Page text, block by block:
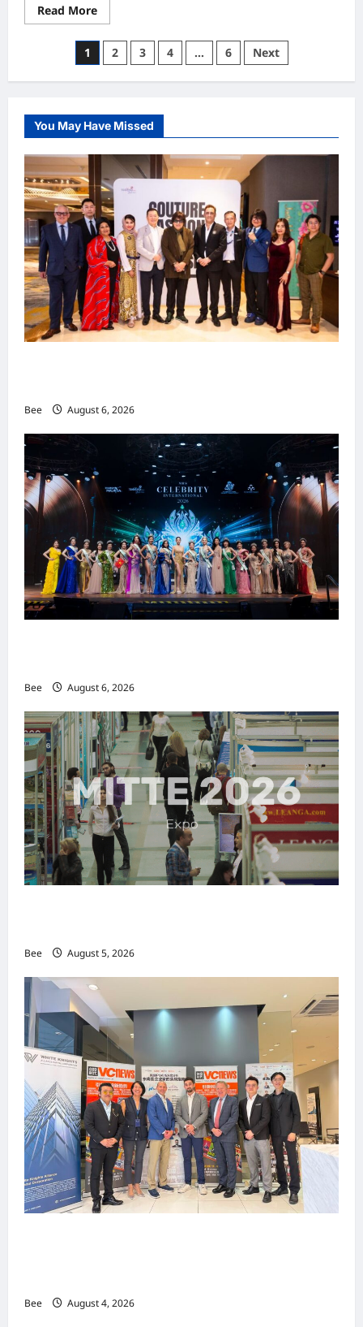
Read MoreRead
more
在
块
链
中
国
（China）
利
请
数
达
美
国
（United
States）
3
倍
Posts
pagination
1 2 3 4 … 6 Next
You May Have Missed
Bee August 6, 2026
Bee August 6, 2026
Bee August 5, 2026
Bee August 4, 2026